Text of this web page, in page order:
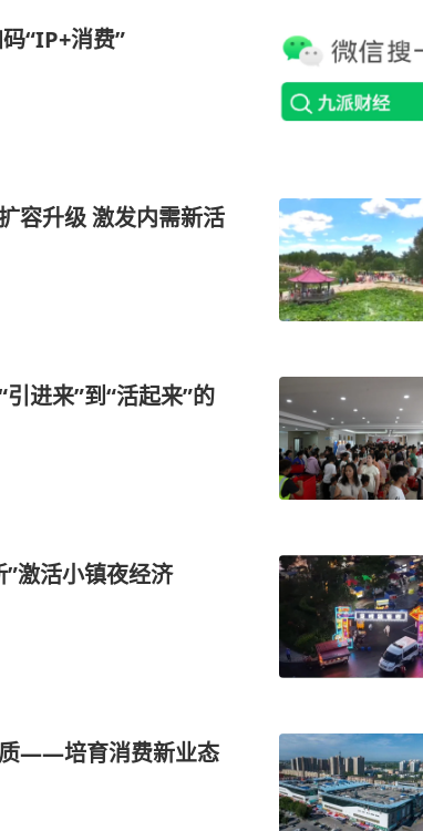
“IP+消费”
容升级 激发内需新活
进来”到“活起来”的
激活小镇夜经济
质——培育消费新业态